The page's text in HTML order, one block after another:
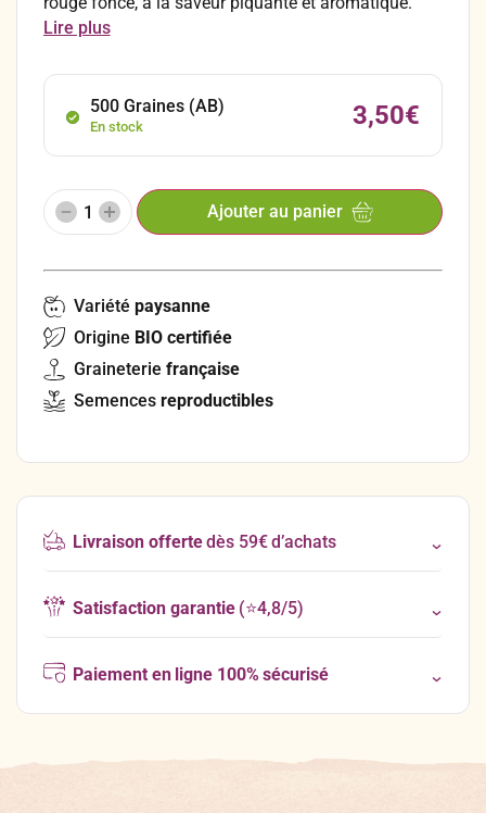
Parfaite en salades, et en mélange de jeunes
pousses, avec un goût entre moutarde et raifort.
Lire plus
500 Graines (AB)
En stock 3,50€
Ajouter au panier
Variété paysanne
Origine BIO certifiée
Graineterie française
Semences reproductibles
Livraison offertedès 59€ d’achats
Satisfaction garantie(⭐4,8/5)
Paiement en ligne 100% sécurisé